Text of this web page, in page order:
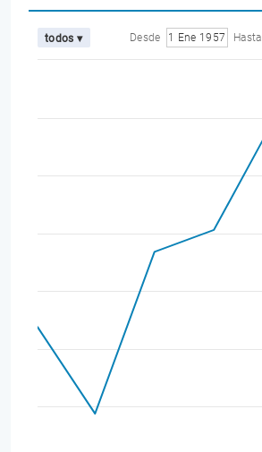
todos ▾ Desde 1 Ene 1957 Hasta